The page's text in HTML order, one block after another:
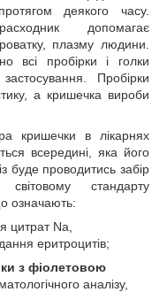
деякого часу.
допомагає
плазму людини.
всі пробірки і голки
Пробірки
а кришечка вироби
кришечки в лікарнях
всередині, яка його
буде проводитись забір
світовому стандарту
означають:
цитрат Na,
еритроцитів;
з фіолетовою
аналізу,